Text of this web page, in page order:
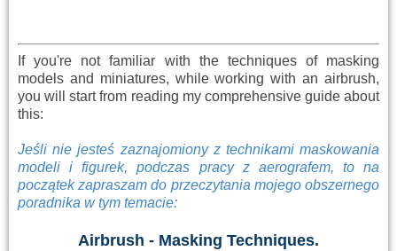
If you're not familiar with the techniques of masking
models and miniatures, while working with an airbrush,
you will start from reading my comprehensive guide about
this:
Jeśli nie jesteś zaznajomiony z technikami maskowania
modeli i figurek, podczas pracy z aerografem, to na
początek zapraszam do przeczytania mojego obszernego
poradnika w tym temacie:
Airbrush - Masking Techniques.